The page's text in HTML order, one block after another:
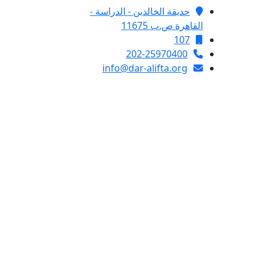
حديقة الخالدين - الدراسة -
القاهرة ص.ب 11675
107
202-25970400
info@dar-alifta.org